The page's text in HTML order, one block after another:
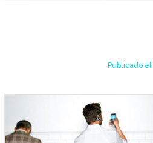
Publicado el